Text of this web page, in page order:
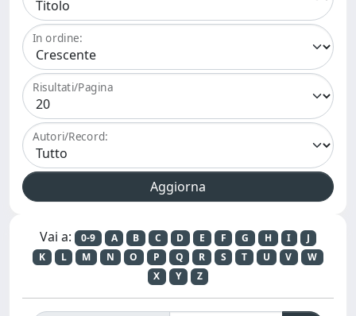
In ordine:
Risultati/Pagina
Autori/Record:
Vai a: 0-9 A B C D E F G H I
J
K
L M N O P Q R S T U V
W
X
Y Z